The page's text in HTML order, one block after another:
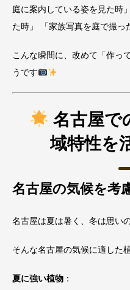
庭に案内している姿を見た時
た時」 「家族写真を庭で撮っ
こんな瞬間に、改めて「作っ
うです
名古屋で
域特性を
名古屋の気候を考
名古屋は夏は暑く、冬は思い
そんな名古屋の気候に適した
夏に強い植物 ：